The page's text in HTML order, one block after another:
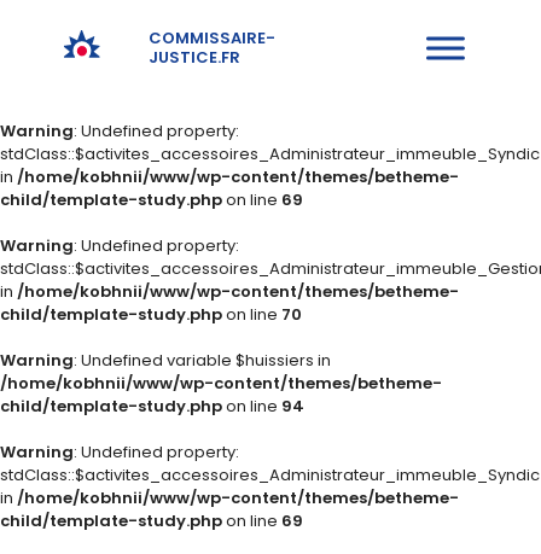
COMMISSAIRE-
JUSTICE.FR
Warning: Undefined property:
in /home/kobhnii/www/wp-content/themes/betheme-
child/template-study.phpon line 69
Warning: Undefined property:
in /home/kobhnii/www/wp-content/themes/betheme-
child/template-study.phpon line 70
Warning: Undefined variable $huissiers in
/home/kobhnii/www/wp-content/themes/betheme-
child/template-study.phpon line 94
Warning: Undefined property:
in /home/kobhnii/www/wp-content/themes/betheme-
child/template-study.phpon line 69